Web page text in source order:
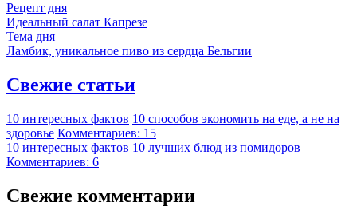
Рецепт дня
Идеальный салат Капрезе
Тема дня
Ламбик, уникальное пиво из сердца Бельгии
Свежие статьи
10 интересных фактов 10 способов экономить на еде, а не на
здоровье Комментариев: 15
10 интересных фактов 10 лучших блюд из помидоров
Комментариев: 6
Свежие комментарии